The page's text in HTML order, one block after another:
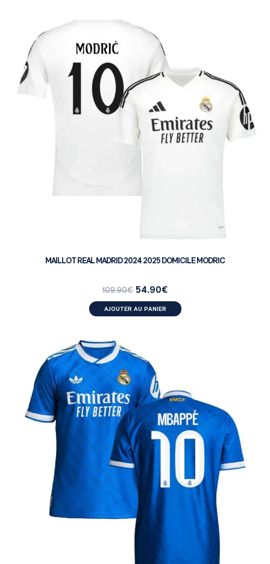
MAILLOT REAL MADRID 2024 2025 DOMICILE MODRIC
109.90€ 54.90€
AJOUTER AU PANIER